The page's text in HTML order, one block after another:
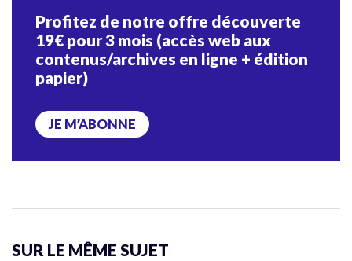
Profitez de notre offre découverte
19€ pour 3 mois (accès web aux
contenus/archives en ligne + édition
papier)
JE M’ABONNE
SUR LE MÊME SUJET